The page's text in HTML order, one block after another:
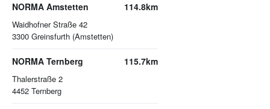
NORMA Amstetten
Waidhofner Straße 42
3300 Greinsfurth (Amstetten)
114.8km
NORMA Ternberg
Thalerstraße 2
4452 Ternberg
115.7km